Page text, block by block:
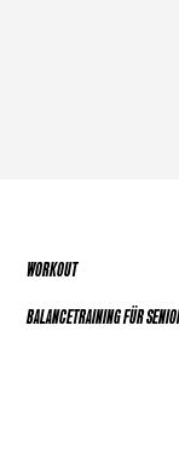
BALANCETRAINING FÜR
WORKOUT